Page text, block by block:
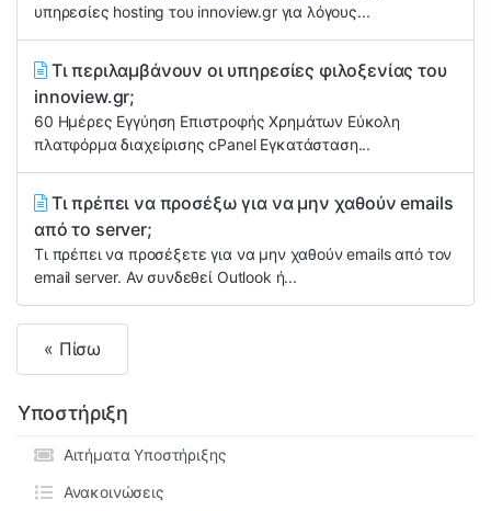
υπηρεσίες hosting του innoview.gr για λόγους...
Τι περιλαμβάνουν οι υπηρεσίες φιλοξενίας του
innoview.gr;
60 Ημέρες Εγγύηση Επιστροφής Χρημάτων Εύκολη
πλατφόρμα διαχείρισης cPanel Εγκατάσταση...
Τι πρέπει να προσέξω για να μην χαθούν emails
από το server;
Τι πρέπει να προσέξετε για να μην χαθούν emails από τον
email server. Αν συνδεθεί Outlook ή...
« Πίσω
Υποστήριξη
Αιτήματα Υποστήριξης
Ανακοινώσεις